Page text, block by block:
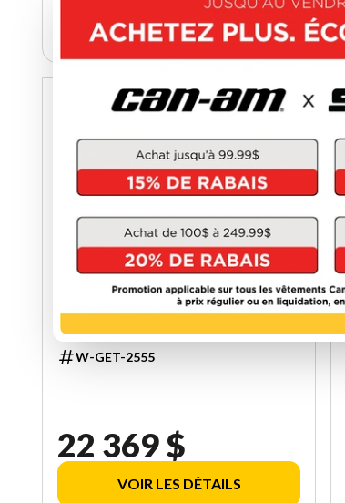
VOIR LES DÉTAILS
ORIGIN ‘73 J8SA
W-GET-2555
22 369 $
VOIR LES DÉTAILS